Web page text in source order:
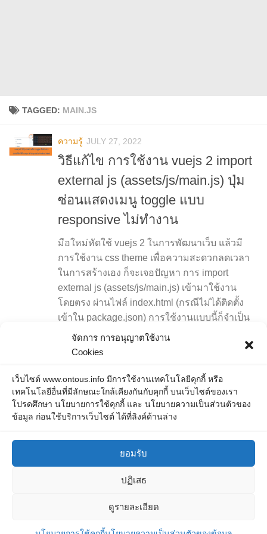
จัดการ การอนุญาตใช้งาน
Cookies
เว็บไซต์ www.ontous.info มีการใช้งานเทคโนโลยีคุกกี้ หรือ
เทคโนโลยีอื่นที่มีลักษณะใกล้เคียงกันกับคุกกี้ บนเว็บไซต์ของเรา
โปรดศึกษา นโยบายการใช้คุกกี้ และ นโยบายความเป็นส่วนตัวของ
ข้อมูล ก่อนใช้บริการเว็บไซต์ ได้ที่ลิงค์ด้านล่าง
ยอมรับ
ปฏิเสธ
ดูรายละเอียด
TAGGED: MAIN.JS
ความรู้ JULY 27, 2022
วิธีแก้ไข การใช้งาน vuejs 2 import
external js (assets/js/main.js) ปุ่ม
ซ่อนแสดงเมนู toggle แบบ
responsive ไม่ทำงาน
มือใหม่หัดใช้ vuejs 2 ในการพัฒนาเว็บ แล้วมี
การใช้งาน css theme เพื่อความสะดวกลดเวลา
ในการสร้างเอง ก็จะเจอปัญหา การ import
external js (assets/js/main.js) เข้ามาใช้งาน
โดยตรง ผ่านไฟล์ index.html (กรณีไม่ได้ติดตั้ง
เข้าใน package.json) การใช้งานแบบนี้ก็จำเป็น
ต้องเอาไฟล์ที่จะใช้งานไป import ที่ไฟล์
public/index.html ปัญหาที่เกิดตามมา คือ เวลา
โหลด external js ก็ไม่เป็นไปตามลำดับที่เรา
ต้องการ เนื่องจากก็จะมี...
- Designed with the